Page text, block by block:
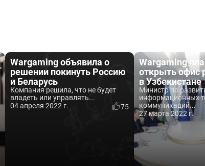
Wargaming объявила о
решении покинуть Россию
и Беларусь
Компания решила, что не будет
владеть или управлять...
04 апреля 2022 г.
75
Wargaming
открыть офис
в Узбекистане
Министр по
информационных
коммуникаций...
27 марта 2022 г.